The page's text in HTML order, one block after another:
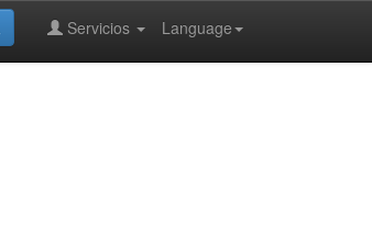
Language
Servicios